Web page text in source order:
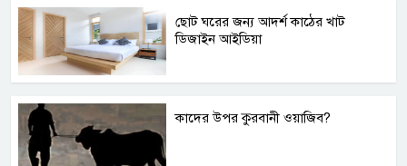
ছোট ঘরের জন্য আদর্শ কাঠের খাট
ডিজাইন আইডিয়া
কাদের উপর কুরবানী ওয়াজিব?